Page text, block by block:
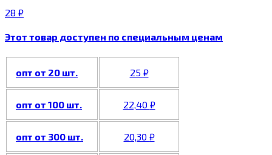
28 ₽
Этот товар доступен по специальным ценам
опт от 20 шт. 25 ₽
опт от 100 шт. 22,40 ₽
опт от 300 шт. 20,30 ₽